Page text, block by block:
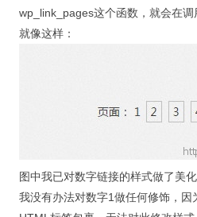
wp_link_pages这个函数，就会在调
就像这样：
图中我已对数字链接的样式做了美
我没有办法对数字1做任何修饰，因